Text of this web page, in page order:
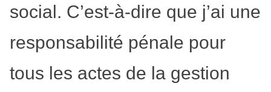
social. C’est-à-dire que j’ai une
responsabilité pénale pour
tous les actes de la gestion